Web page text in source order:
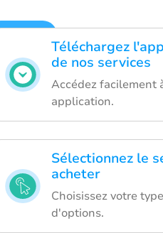
Téléchargez
de nos services
Accédez facilement
application.
Sélectionnez le
acheter
Choisissez votre
d'options.